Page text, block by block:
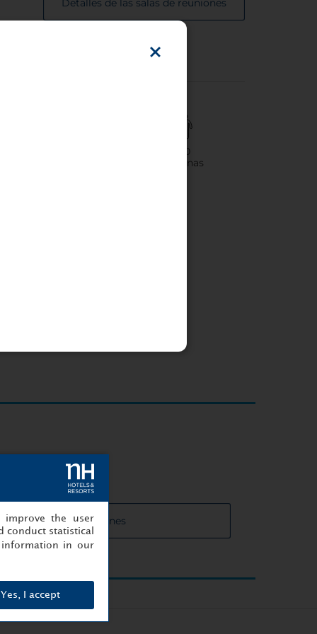
Detalles de las salas de reuniones
300
Personas
las salas de reuniones
the user
conduct statistical
in our
Yes, I accept